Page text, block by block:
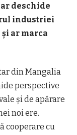
deschide
industriei
ar marca
din Mangalia
perspective
şi de apărare
noi ere.
cooperare cu